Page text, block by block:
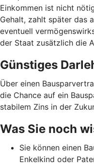
Einkommen ist nicht
Gehalt, zahlt später das
eventuell
der Staat zusätzlich die
Günstiges
Über einen
die Chance auf ein
stabilem Zins in der
Was Sie noch
Sie können einen
Enkelkind oder